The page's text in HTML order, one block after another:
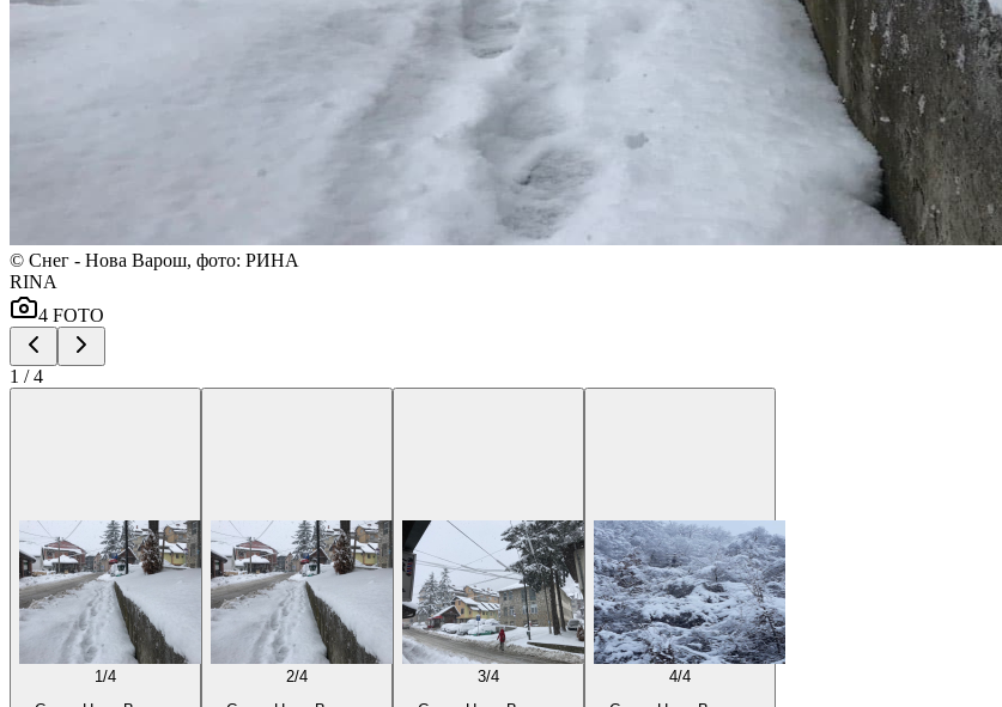
© Снег - Нова Варош, фото: РИНА
RINA
4 FOTO
1 /4
1 /4
2/4
3/4
4/4